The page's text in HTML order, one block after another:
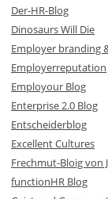
Der-HR-Blog
Dinosaurs Will Die
Employer branding
Employerreputation
Employour Blog
Enterprise 2.0 Blog
Entscheiderblog
Excellent Cultures
Frechmut-Bloig von
functionHR Blog